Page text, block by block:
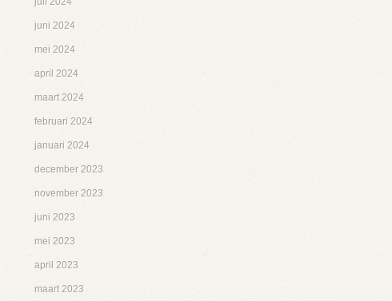
juni 2024
mei 2024
april 2024
maart 2024
februari 2024
januari 2024
december 2023
november 2023
juni 2023
mei 2023
april 2023
maart 2023